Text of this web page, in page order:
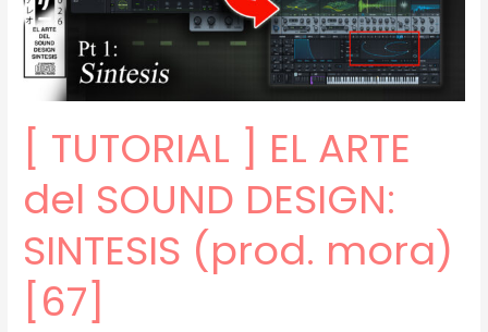
(prod.
mora)
[68]
[ TUTORIAL ] EL ARTE
del SOUND DESIGN:
SINTESIS (prod. mora)
[67]